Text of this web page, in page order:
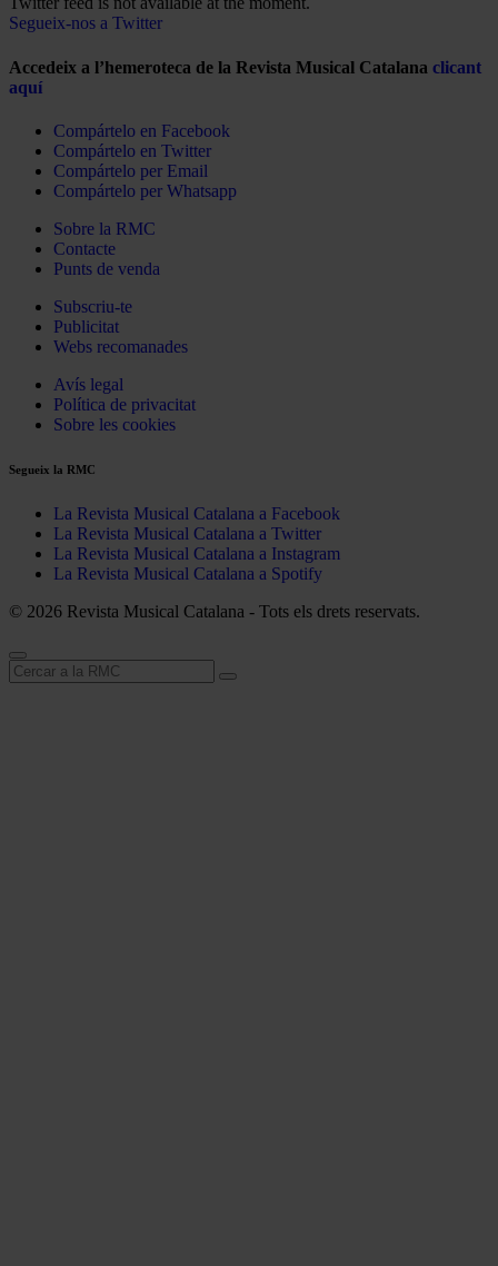
Segueix-nos a Twitter
Accedeix a l’hemeroteca de la Revista Musical Catalana clicant
aquí
Compártelo en Facebook
Compártelo en Twitter
Compártelo per Email
Compártelo per Whatsapp
Sobre la RMC
Contacte
Punts de venda
Subscriu-te
Publicitat
Webs recomanades
Avís legal
Política de privacitat
Sobre les cookies
Segueix la RMC
La Revista Musical Catalana a Facebook
La Revista Musical Catalana a Twitter
La Revista Musical Catalana a Instagram
La Revista Musical Catalana a Spotify
© 2026 Revista Musical Catalana - Tots els drets reservats.
Cerca